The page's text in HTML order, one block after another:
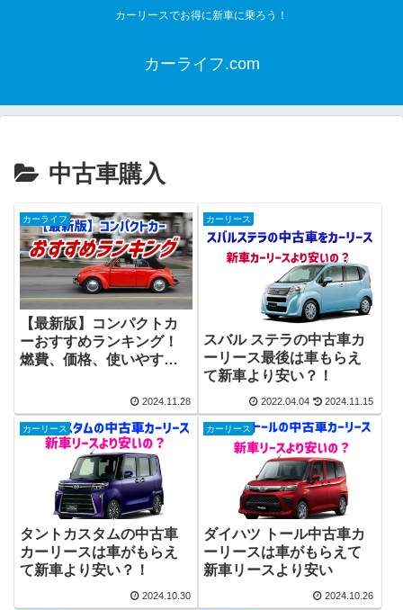
カーリースでお得に新車に乗ろう！
カーライフ.com
中古車購入
カーライフ
【最新版】コンパクトカ
ーおすすめランキング！
燃費、価格、使いやすさ
2024.11.28
カーリース
スバル ステラの中古車カ
ーリース最後は車もらえ
て新車より安い？！
2022.04.04 2024.11.15
カーリース
タントカスタムの中古車
カーリースは車がもらえ
て新車より安い？！
2024.10.30
カーリース
ダイハツ トール中古車カ
ーリースは車がもらえて
新車リースより安い
2024.10.26